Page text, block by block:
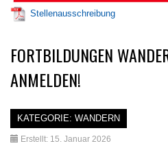
Stellenausschreibung
FORTBILDUNGEN
ANMELDEN!
KATEGORIE: WANDERN
Erstellt: 15. Januar 2026